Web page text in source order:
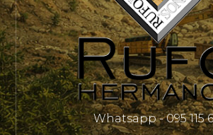
Whatsapp - 095 115